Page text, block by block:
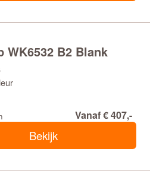
WK6532 B2 Blank
Vanaf € 407,-
Bekijk